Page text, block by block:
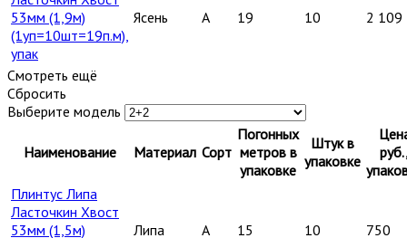
53мм (1,9м)
(1уп=10шт=19п.м),
упак
Ясень A 19 10 2 109
Смотреть ещё
Сбросить
Выберите модель
Наименование Материал Сорт
Погонных
метров в
упаковке
Штук в
упаковке
Плинтус Липа
Ласточкин Хвост
53мм (1,5м)
Липа A 15 10 750